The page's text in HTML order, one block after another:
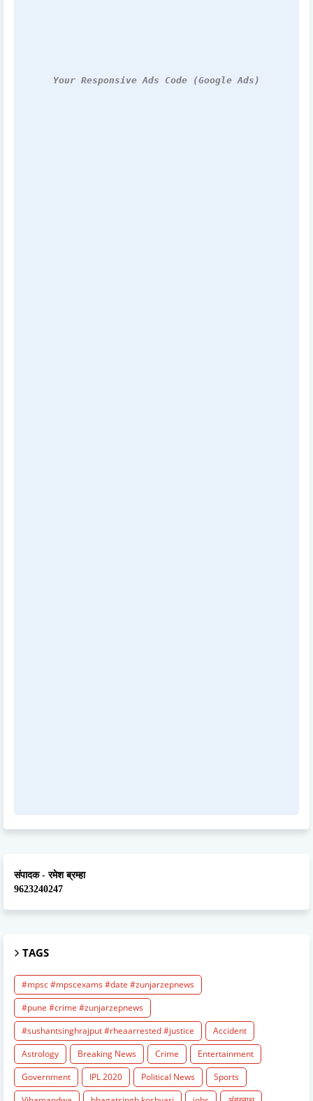
Your Responsive Ads Code (Google Ads)
संपादक - रमेश ब्रम्हा
9623240247
TAGS
#mpsc #mpscexams #date #zunjarzepnews
#pune #crime #zunjarzepnews
#sushantsinghrajput #rheaarrested #justice
Accident
Astrology
Breaking News Crime
Entertainment
Government
IPL 2020 Political News
Sports